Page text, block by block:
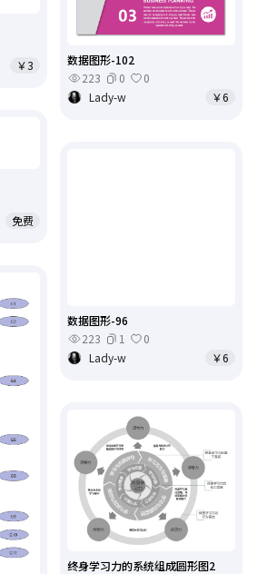
￥3
数据图形-102
223
0
0
Lady-w
￥6
免费
数据图形-96
223
1
0
Lady-w
￥6
终身学习力的系统组成圆形图2